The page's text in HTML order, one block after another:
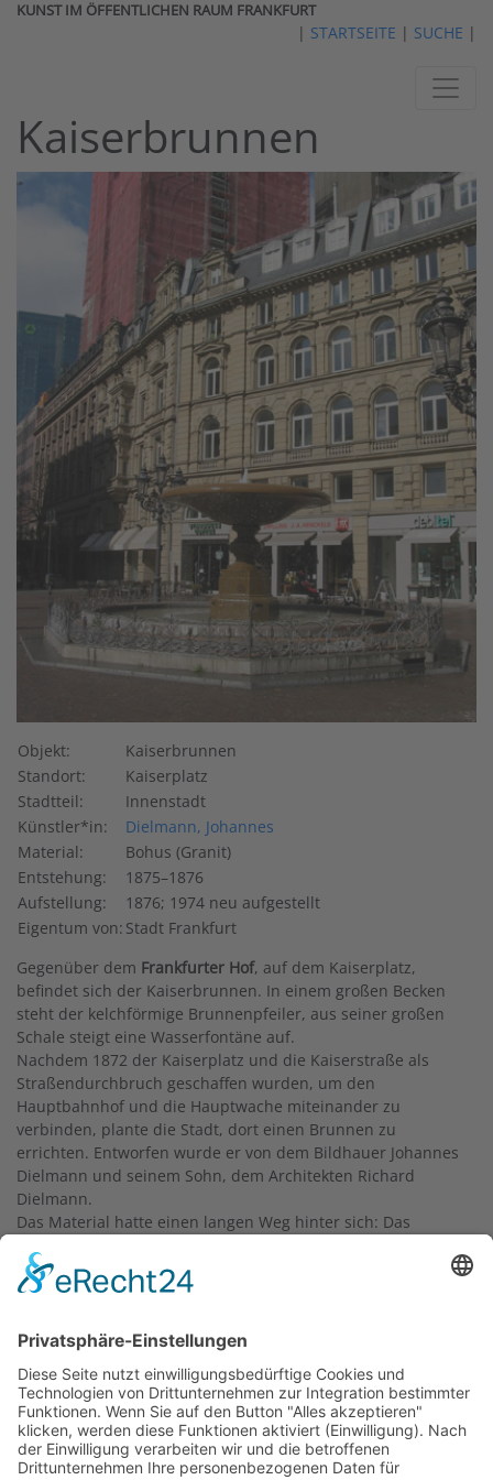
KUNST IM ÖFFENTLICHEN RAUM FRANKFURT
| STARTSEITE | SUCHE |
Kaiserbrunnen
Objekt:
Kaiserbrunnen
Standort:
Kaiserplatz
Stadtteil:
Innenstadt
Künstler*in:
Dielmann, Johannes
Material:
Bohus (Granit)
Entstehung:
1875–1876
Aufstellung:
1876; 1974 neu aufgestellt
Eigentum von: Stadt Frankfurt
Gegenüber dem Frankfurter Hof, auf dem Kaiserplatz,
befindet sich der Kaiserbrunnen. In einem großen Becken
steht der kelchförmige Brunnenpfeiler, aus seiner großen
Schale steigt eine Wasserfontäne auf.
Nachdem 1872 der Kaiserplatz und die Kaiserstraße als
Straßendurchbruch geschaffen wurden, um den
Hauptbahnhof und die Hauptwache miteinander zu
verbinden, plante die Stadt, dort einen Brunnen zu
errichten. Entworfen wurde er von dem Bildhauer Johannes
Dielmann und seinem Sohn, dem Architekten Richard
Dielmann.
Das Material hatte einen langen Weg hinter sich: Das
und wurde in Stockholm behauen sowie poliert. Per Schiff
wurde der Granit von dem Bauunternehmer Jonas Dörr sen.
Rudolf und Jakob Josef Speltz, die eine ihrer Juwelierfilialen
Errichtung des Brunnens 1876. Gestiftet wurde der
Brunnen von dem Bankier Raphael Baron von Erlanger. Er
war Konsul von Schweden, Norwegen und Portugal und
vertrat die königlichen Oberhäupter in Frankfurt. Im Jahr
1968 wurde der Brunnen vorübergehend wegen